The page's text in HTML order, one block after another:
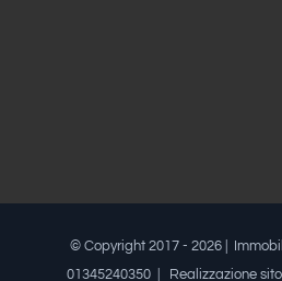
© Copyright 2017 - 2026 |
01345240350 | Realizzazione